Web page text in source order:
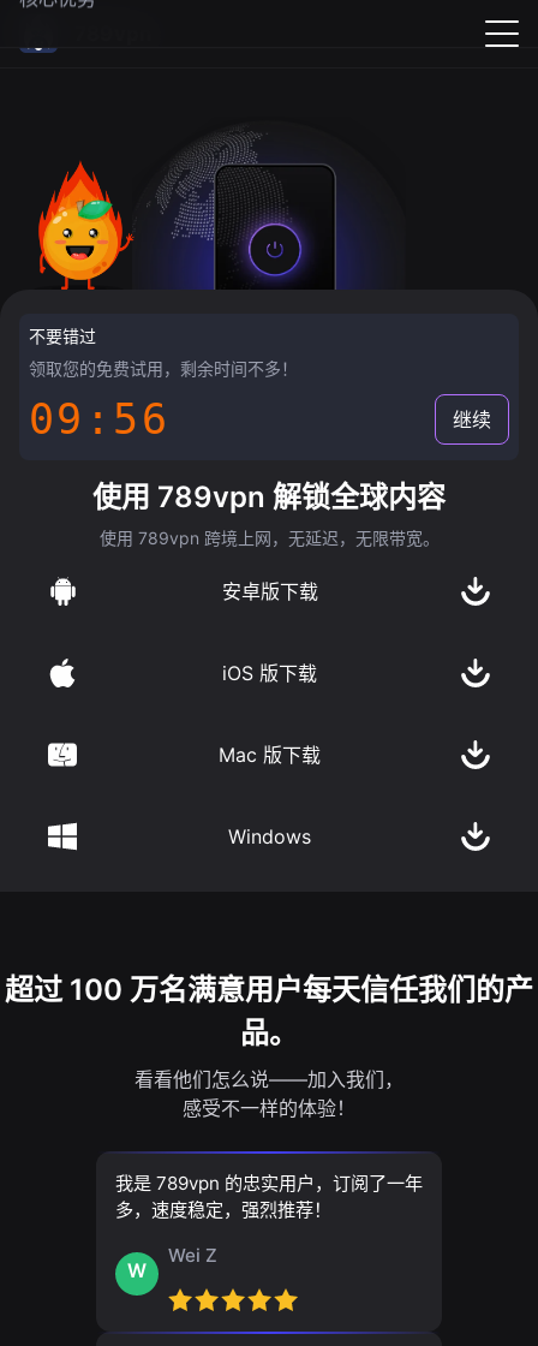
不要错过
领取您的免费试用，剩余时间不多！
09:55 继续
使用 789vpn 解锁全球内容
使用 789vpn 跨境上网，无延迟，无限带宽。
安卓版下载
iOS 版下载
Mac 版下载
Windows
超过 100 万名满意用户每天信任我们的产
品。
看看他们怎么说——加入我们，
感受不一样的体验！
我是 789vpn 的忠实用户，订阅了一年
多，速度稳定，强烈推荐！
W
Wei Z